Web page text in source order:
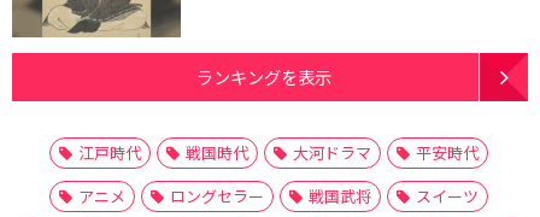
ランキングを表示
江戸時代 戦国時代 大河ドラマ
平安時代
アニメ
ロングセラー 戦国武将
スイーツ